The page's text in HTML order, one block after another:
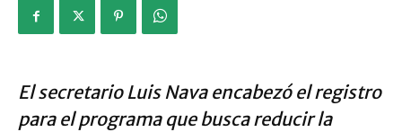
El secretario Luis Nava encabezó el registro
para el programa que busca reducir la